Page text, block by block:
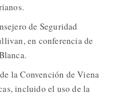
de Seguridad
en conferencia de
la Convención de Viena
incluido el uso de la